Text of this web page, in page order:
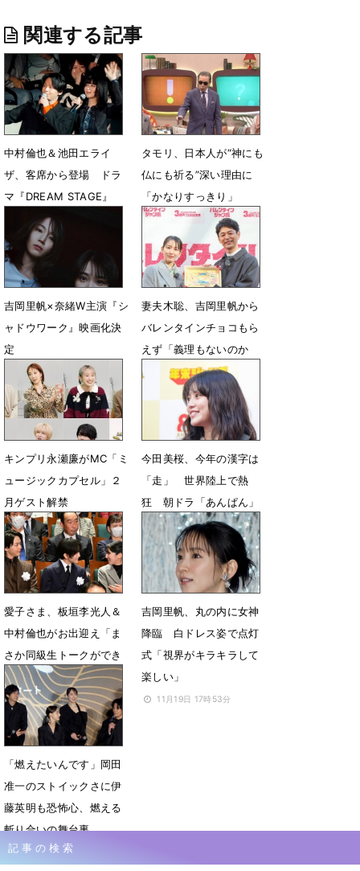
関連する記事
中村倫也＆池田エライ
ザ、客席から登場 ドラ
マ『DREAM STAGE』
NAZE＆TORINNERと感
謝
3月15日 17時23分
タモリ、日本人が“神にも
仏にも祈る”深い理由に
「かなりすっきり」
3月6日 07時00分
吉岡里帆×奈緒W主演『シ
ャドウワーク』映画化決
定
2月20日 17時00分
妻夫木聡、吉岡里帆から
バレンタインチョコもら
えず「義理もないのか
よ！」
2月3日 21時39分
キンプリ永瀬廉がMC「ミ
ュージックカプセル」２
月ゲスト解禁
1月29日 18時19分
今田美桜、今年の漢字は
「走」 世界陸上で熱
狂 朝ドラ「あんぱん」
で走り抜け
12月1日 08時16分
愛子さま、板垣李光人＆
中村倫也がお出迎え「ま
さか同級生トークができ
るとは」
12月1日 07時39分
吉岡里帆、丸の内に女神
降臨 白ドレス姿で点灯
式「視界がキラキラして
楽しい」
11月19日 17時53分
「燃えたいんです」岡田
准一のストイックさに伊
藤英明も恐怖心、燃える
斬り合いの舞台裏
11月19日 09時26分
記事の検索